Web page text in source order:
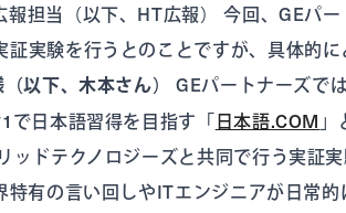
担当（以下、HT広報） 今回、GEパ
証実験を行うとのことですが、具体的
以下、木本さん）
GEパートナーズで
で日本語習得を目指す「日本語.COM
ッドテクノロジーズと共同で行う実証
特有の言い回しやITエンジニアが日常